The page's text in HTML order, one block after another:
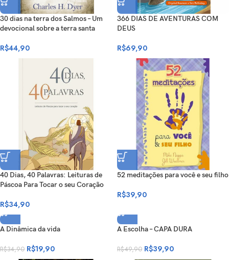
30 dias na terra dos Salmos – Um
devocional sobre a terra santa
R$44,90
366 DIAS DE AVENTURAS COM
DEUS
R$69,90
40 Dias, 40 Palavras: Leituras de
Páscoa Para Tocar o seu Coração
R$34,90
52 meditações para você e seu filho
R$39,90
A Dinâmica da vida
R$34,90 R$19,90
A Escolha – CAPA DURA
R$49,90 R$39,90